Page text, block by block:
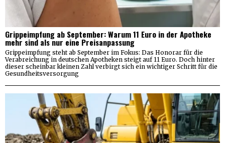
Grippeimpfung ab September: Warum 11 Euro in der Apotheke
mehr sind als nur eine Preisanpassung
Grippeimpfung steht ab September im Fokus: Das Honorar für die
Verabreichung in deutschen Apotheken steigt auf 11 Euro. Doch hinter
dieser scheinbar kleinen Zahl verbirgt sich ein wichtiger Schritt für die
Gesundheitsversorgung